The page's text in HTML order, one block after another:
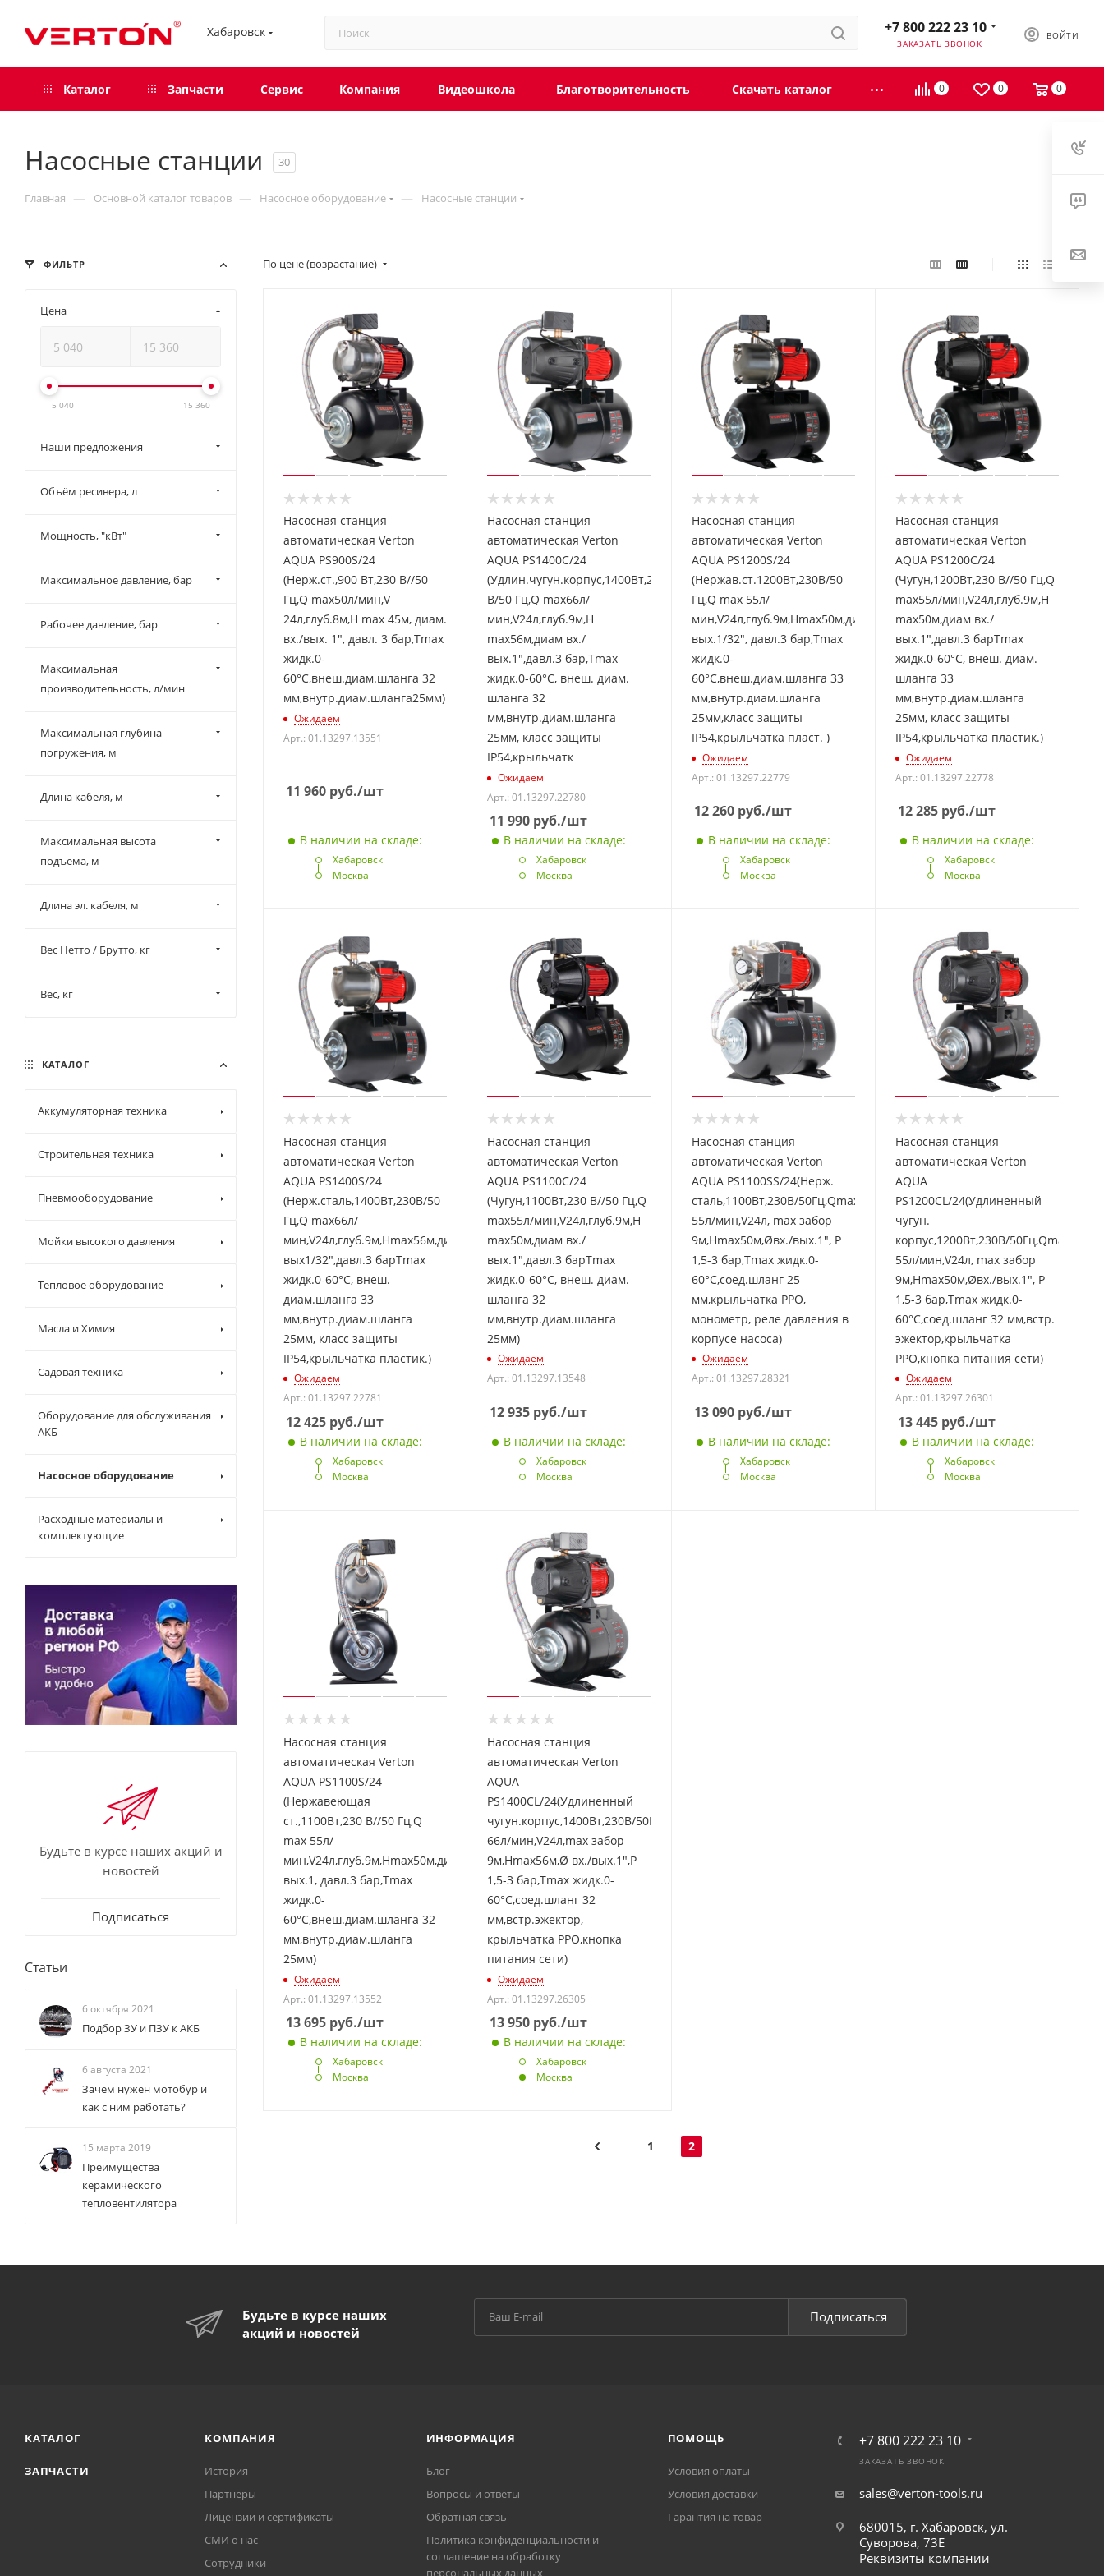
Хабаровск +7 800 222 23 10
ЗАКАЗАТЬ ЗВОНОК
ВОЙТИ
0 0 0
Каталог Запчасти Сервис Компания Видеошкола Благотворительность Скачать каталог
Насосные станции 30
Главная — Основной каталог товаров — Насосное оборудование — Насосные станции
По цене (возрастание)
Насосная станция
автоматическая Verton
AQUA PS900S/24
(Нерж.ст.,900 Вт,230 В//50
Гц,Q max50л/мин,V
24л,глуб.8м,H max 45м, диам.
вх./вых. 1", давл. 3 бар,Tmax
жидк.0-
60°C,внеш.диам.шланга 32
мм,внутр.диам.шланга25мм)
Ожидаем
Арт.: 01.13297.13551
11 960 руб./шт
В наличии на складе:
Хабаровск
Москва
Насосная станция
автоматическая Verton
AQUA PS1400C/24
(Удлин.чугун.корпус,1400Вт,230
В/50 Гц,Q max66л/
мин,V24л,глуб.9м,H
max56м,диам вх./
вых.1",давл.3 бар,Tmax
жидк.0-60°C, внеш. диам.
шланга 32
мм,внутр.диам.шланга
25мм, класс защиты
IP54,крыльчатк
Ожидаем
Арт.: 01.13297.22780
11 990 руб./шт
В наличии на складе:
Хабаровск
Москва
Насосная станция
автоматическая Verton
AQUA PS1200S/24
(Нержав.ст.1200Вт,230В/50
Гц,Q max 55л/
мин,V24л,глуб.9м,Hmax50м,диам.вх./
вых.1/32", давл.3 бар,Tmax
жидк.0-
60°C,внеш.диам.шланга 33
мм,внутр.диам.шланга
25мм,класс защиты
IP54,крыльчатка пласт. )
Ожидаем
Арт.: 01.13297.22779
12 260руб./шт
В наличии на складе:
Хабаровск
Москва
Насосная станция
автоматическая Verton
AQUA PS1200C/24
(Чугун,1200Вт,230 В//50 Гц,Q
max55л/мин,V24л,глуб.9м,H
max50м,диам вх./
вых.1",давл.3 барTmax
жидк.0-60°C, внеш. диам.
шланга 33
мм,внутр.диам.шланга
25мм, класс защиты
IP54,крыльчатка пластик.)
Ожидаем
Арт.: 01.13297.22778
12 285руб./шт
В наличии на складе:
Хабаровск
Москва
Насосная станция
автоматическая Verton
AQUA PS1400S/24
(Нерж.сталь,1400Вт,230В/50
Гц,Q max66л/
мин,V24л,глуб.9м,Hmax56м,диам.вх/
вых1/32",давл.3 барTmax
жидк.0-60°C, внеш.
диам.шланга 33
мм,внутр.диам.шланга
25мм, класс защиты
IP54,крыльчатка пластик.)
Ожидаем
Арт.: 01.13297.22781
12 425 руб./шт
В наличии на складе:
Хабаровск
Москва
Насосная станция
автоматическая Verton
AQUA PS1100C/24
(Чугун,1100Вт,230 В//50 Гц,Q
max55л/мин,V24л,глуб.9м,H
max50м,диам вх./
вых.1",давл.3 барTmax
жидк.0-60°C, внеш. диам.
шланга 32
мм,внутр.диам.шланга
25мм)
Ожидаем
Арт.: 01.13297.13548
12 935 руб./шт
В наличии на складе:
Хабаровск
Москва
Насосная станция
автоматическая Verton
AQUA PS1100SS/24(Нерж.
сталь,1100Вт,230В/50Гц,Qmax
55л/мин,V24л, max забор
9м,Hmax50м,Øвх./вых.1", Р
1,5-3 бар,Tmax жидк.0-
60°C,соед.шланг 25
мм,крыльчатка PPO,
монометр, реле давления в
корпусе насоса)
Ожидаем
Арт.: 01.13297.28321
13 090руб./шт
В наличии на складе:
Хабаровск
Москва
Насосная станция
автоматическая Verton
AQUA
PS1200CL/24(Удлиненный
чугун.
корпус,1200Вт,230В/50Гц,Qmax
55л/мин,V24л, max забор
9м,Hmax50м,Øвх./вых.1", Р
1,5-3 бар,Tmax жидк.0-
60°C,соед.шланг 32 мм,встр.
эжектор,крыльчатка
PPO,кнопка питания сети)
Ожидаем
Арт.: 01.13297.26301
13 445руб./шт
В наличии на складе:
Хабаровск
Москва
Насосная станция
автоматическая Verton
AQUA PS1100S/24
(Нержавеющая
ст.,1100Вт,230 В//50 Гц,Q
max 55л/
мин,V24л,глуб.9м,Hmax50м,диам.вх./
вых.1, давл.3 бар,Tmax
жидк.0-
60°C,внеш.диам.шланга 32
мм,внутр.диам.шланга
25мм)
Ожидаем
Арт.: 01.13297.13552
13 695 руб./шт
В наличии на складе:
Хабаровск
Москва
Насосная станция
автоматическая Verton
AQUA
PS1400CL/24(Удлиненный
чугун.корпус,1400Вт,230В/50Гц,Qmax
66л/мин,V24л,max забор
9м,Hmax56м,Ø вх./вых.1",Р
1,5-3 бар,Tmax жидк.0-
60°C,соед.шланг 32
мм,встр.эжектор,
крыльчатка PPO,кнопка
питания сети)
Ожидаем
Арт.: 01.13297.26305
13 950 руб./шт
В наличии на складе:
Хабаровск
Москва
1 2
ФИЛЬТР
Цена
5 040 15 360
Наши предложения
Объём ресивера, л
Мощность, "кВт"
Максимальное давление, бар
Рабочее давление, бар
Максимальная
производительность, л/мин
Максимальная глубина
погружения, м
Длина кабеля, м
Максимальная высота
подъема, м
Длина эл. кабеля, м
Вес Нетто / Брутто, кг
Вес, кг
КАТАЛОГ
Аккумуляторная техника
Строительная техника
Пневмооборудование
Мойки высокого давления
Тепловое оборудование
Масла и Химия
Садовая техника
Оборудование для обслуживания
АКБ
Насосное оборудование
Расходные материалы и
комплектующие
Будьте в курсе наших акций и
новостей
Подписаться
Статьи
6 октября 2021
Подбор ЗУ и ПЗУ к АКБ
6 августа 2021
Зачем нужен мотобур и
как с ним работать?
15 марта 2019
Преимущества
керамического
тепловентилятора
Будьте в курсе наших
акций и новостей
Подписаться
КАТАЛОГ
ЗАПЧАСТИ
КОМПАНИЯ
История
Партнёры
Лицензии и сертификаты
СМИ о нас
Сотрудники
ИНФОРМАЦИЯ
Блог
Вопросы и ответы
Обратная связь
Политика конфиденциальности и
соглашение на обработку
персональных данных
ПОМОЩЬ
Условия оплаты
Условия доставки
Гарантия на товар
+7 800 222 23 10
ЗАКАЗАТЬ ЗВОНОК
sales@verton-tools.ru
680015, г. Хабаровск, ул.
Суворова, 73Е
Реквизиты компании